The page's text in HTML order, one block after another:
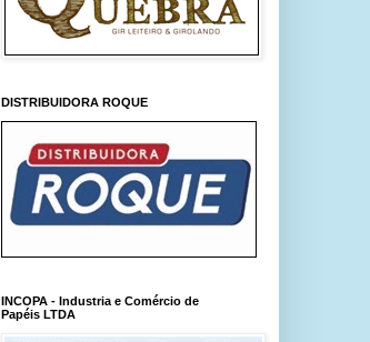
DISTRIBUIDORA ROQUE
INCOPA - Industria e Comércio de
Papéis LTDA